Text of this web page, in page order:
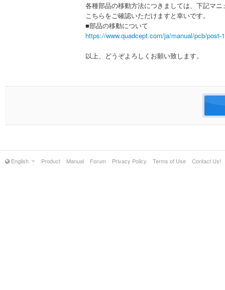
各種部品の移動方法につきましては、下記マ
こちらをご確認いただけますと幸いです。
■部品の移動について
https://www.quadcept.com/ja/manual/pcb/post-
以上、どうぞよろしくお願い致します。
English Product Manual Forum Privacy Policy Terms of Use Contact Us!